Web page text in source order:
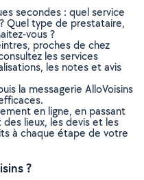
secondes : quel service
Quel type de prestataire,
vous ?
proches de chez
les services
les notes et avis
la messagerie AlloVoisins
en ligne, en passant
des lieux, les devis et les
à chaque étape de votre
?